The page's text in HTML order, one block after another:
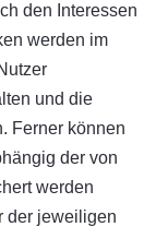
den Interessen
werden im
und die
Ferner können
der von
werden
der jeweiligen